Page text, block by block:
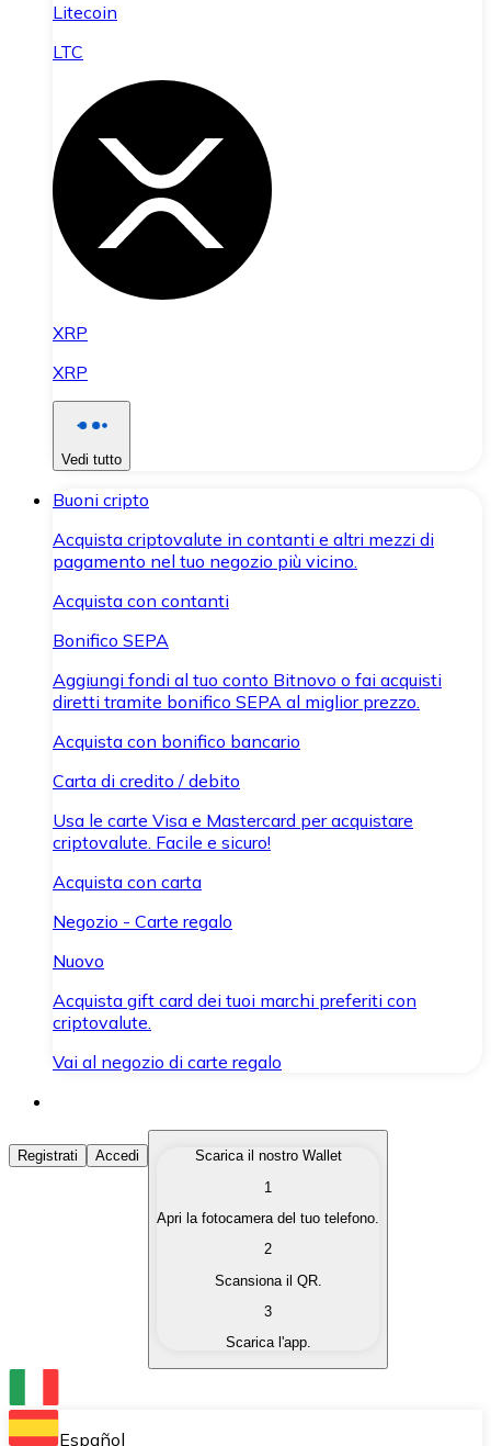
Litecoin
LTC
XRP
XRP
Vedi tutto
Buoni cripto
Acquista criptovalute in contanti e altri mezzi di
pagamento nel tuo negozio più vicino.
Acquista con contanti
Bonifico SEPA
Aggiungi fondi al tuo conto Bitnovo o fai acquisti
diretti tramite bonifico SEPA al miglior prezzo.
Acquista con bonifico bancario
Carta di credito / debito
Usa le carte Visa e Mastercard per acquistare
criptovalute. Facile e sicuro!
Acquista con carta
Negozio - Carte regalo
Nuovo
Acquista gift card dei tuoi marchi preferiti con
criptovalute.
Vai al negozio di carte regalo
Acquista Criptovalute
Acquista le criptovalute che ti interessano in modo
Converti le tue criptovalute in valuta fiat quando ne
Scambia una criptovaluta con un'altra
Conserva le tue cripto in un Wallet self-custodial.
Registrati Accedi
Scarica il nostro Wallet
1
Apri la fotocamera del tuo telefono.
2
Scansiona il QR.
3
Scarica l'app.
Español